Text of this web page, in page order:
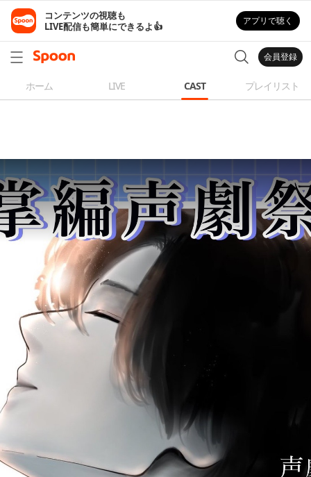
コンテンツの視聴も
LIVE配信も簡単にできるよ👍
アプリで聴く
会員登録
ホーム LIVE CAST プレイリスト